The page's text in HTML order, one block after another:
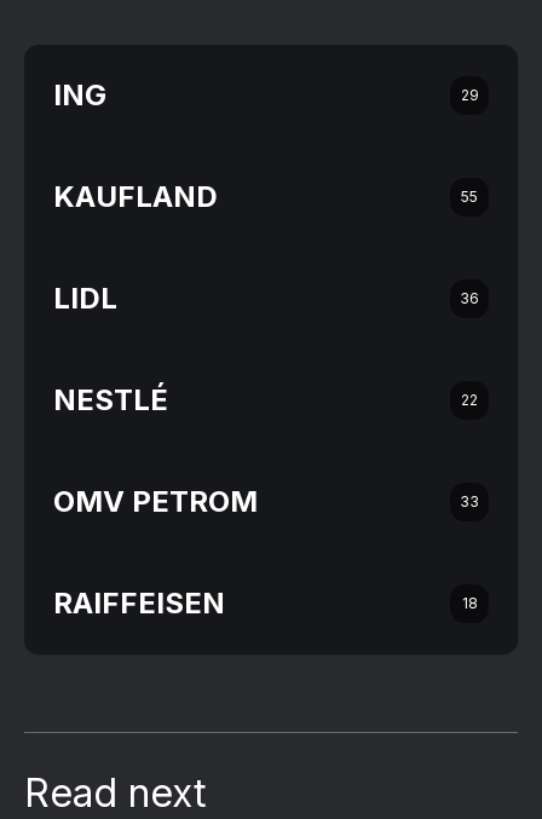
ING 29
KAUFLAND 55
LIDL 36
NESTLÉ 22
OMV PETROM 33
RAIFFEISEN 18
Read next